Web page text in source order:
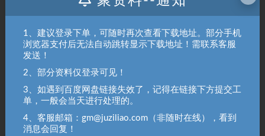
019.6.4常见避坑问题-公式四.mp4
020.6.5常见避坑问题公式五.mp4
021.6.6常见避坑问题-公式六.mp4
022.6.7高效答题技巧.mp4
023.7.1操作演示.mp4
1、建议登录下单，可随时再次查看下载地址。部分手机
浏览器支付后无法自动跳转显示下载地址！需联系客服
发送！
2、部分资料仅登录可见！
3、如遇到百度网盘链接失效了，记得在链接下方提交工
单，一般会当天进行处理的。
4、客服邮箱：gm@juziliao.com（非随时在线），看到
消息会回复！